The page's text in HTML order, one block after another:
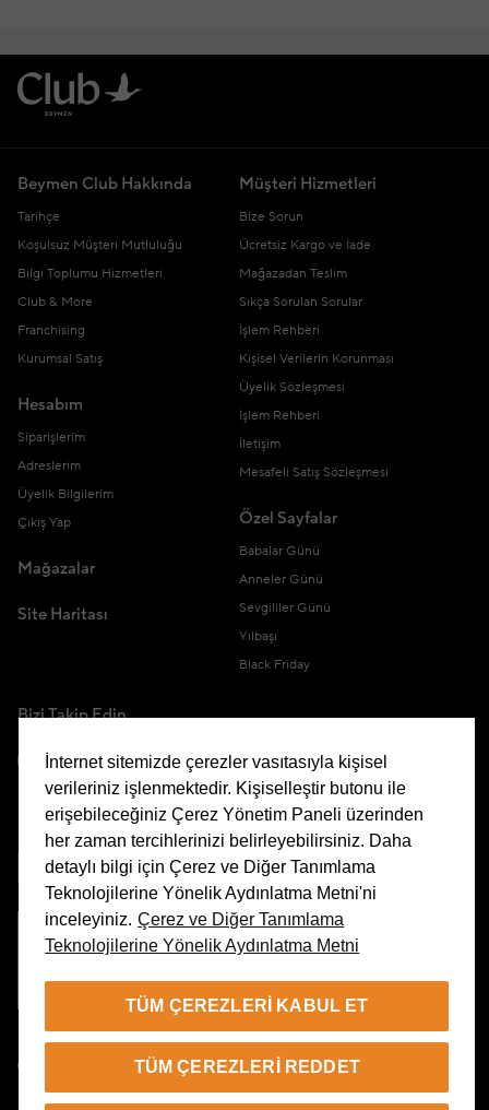
Beymen Club Hakkında
Tarihçe
Koşulsuz Müşteri Mutluluğu
Bilgi Toplumu Hizmetleri
Club & More
Franchising
Kurumsal Satış
Hesabım
Siparişlerim
Adreslerim
Üyelik Bilgilerim
Çıkış Yap
Mağazalar
Site Haritası
Müşteri Hizmetleri
Bize Sorun
Ücretsiz Kargo ve İade
Mağazadan Teslim
Sıkça Sorulan Sorular
İşlem Rehberi
Kişisel Verilerin Korunması
Üyelik Sözleşmesi
İşlem Rehberi
İletişim
Mesafeli Satış Sözleşmesi
Özel Sayfalar
Babalar Günü
Anneler Günü
Sevgililer Günü
Yılbaşı
Black Friday
Bizi Takip Edin
Uygulamamızı İndirin
İnternet sitemizde çerezler vasıtasıyla kişisel
verileriniz işlenmektedir. Kişiselleştir butonu ile
erişebileceğiniz Çerez Yönetim Paneli üzerinden
her zaman tercihlerinizi belirleyebilirsiniz. Daha
detaylı bilgi için Çerez ve Diğer Tanımlama
Teknolojilerine Yönelik Aydınlatma Metni'ni
inceleyiniz. Çerez ve Diğer Tanımlama
Teknolojilerine Yönelik Aydınlatma Metni
TÜM ÇEREZLERI KABUL ET
TÜM ÇEREZLERI REDDET